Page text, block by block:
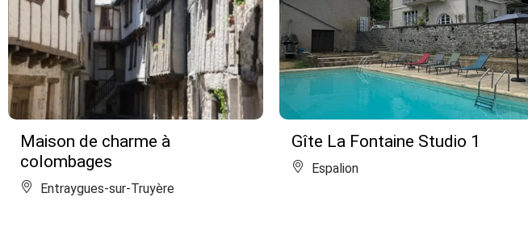
Maison de charme à
colombages
Entraygues-sur-Truyère
Gîte La Fontaine Studio 1
Espalion